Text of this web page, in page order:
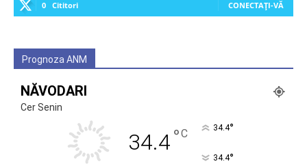
0 Cititori CONECTAȚI-VĂ
Prognoza ANM
NĂVODARI
Cer Senin
34.4°C 34.4°
34.4°